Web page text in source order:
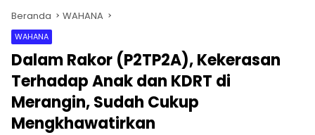
Beranda WAHANA
WAHANA
Dalam Rakor (P2TP2A), Kekerasan
Terhadap Anak dan KDRT di
Merangin, Sudah Cukup
Mengkhawatirkan